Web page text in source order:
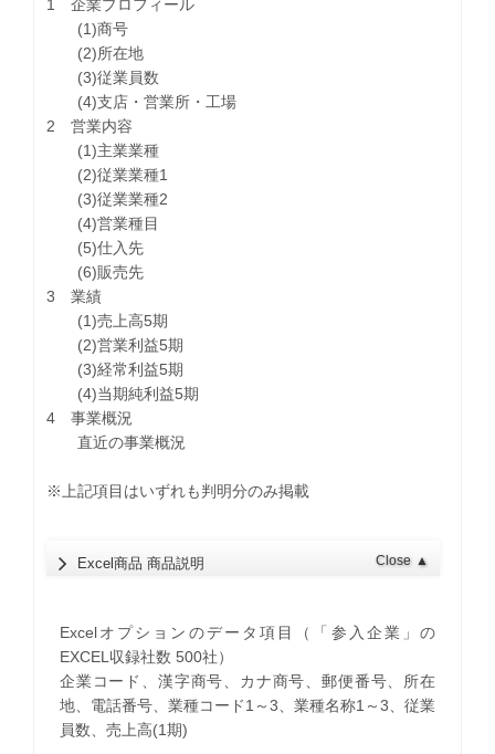
1 企業プロフィール
(1)商号
(2)所在地
(3)従業員数
(4)支店・営業所・工場
2 営業内容
(1)主業業種
(2)従業業種1
(3)従業業種2
(4)営業種目
(5)仕入先
(6)販売先
3 業績
(1)売上高5期
(2)営業利益5期
(3)経常利益5期
(4)当期純利益5期
4 事業概況
直近の事業概況
※上記項目はいずれも判明分のみ掲載
Excel商品 商品説明 Close ▲
Excelオプションのデータ項目（「参入企業」の
EXCEL収録社数 500社）
企業コード、漢字商号、カナ商号、郵便番号、所在
地、電話番号、業種コード1～3、業種名称1～3、従業
員数、売上高(1期)